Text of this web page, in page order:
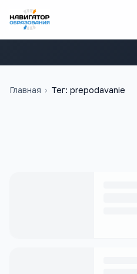
Главная › Тег: prepodavanie